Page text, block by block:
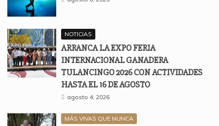
NOTICIAS
ARRANCA LA EXPO FERIA
INTERNACIONAL GANADERA
TULANCINGO 2026 CON ACTIVIDADES
HASTA EL 16 DE AGOSTO
agosto 4, 2026
MÁS VIVAS QUE NUNCA